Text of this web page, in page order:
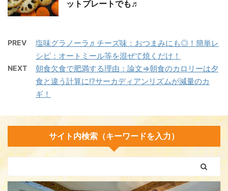
ットプレートでも♬
PREV
塩味グラノーラ♬チーズ味：おつまみにも◎！簡単レ
シピ：オートミール等を混ぜて焼くだけ！
NEXT
朝食欠食で肥満する理由：論文⇒朝食のカロリーは夕
食と違う計算に⁉サーカディアンリズムが減量のカ
ギ！
サイト内検索（キーワードを入力）